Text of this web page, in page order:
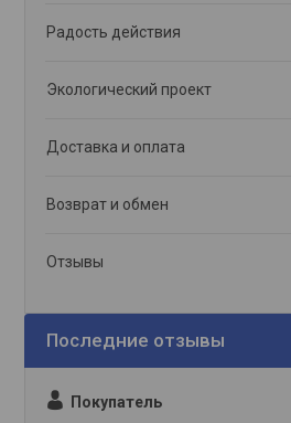
Радость действия
Экологический проект
Доставка и оплата
Возврат и обмен
Отзывы
Покупатель